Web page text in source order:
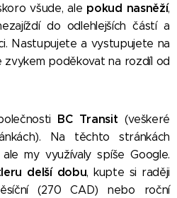
všude, ale pokud nasněží,
do odlehlejších částí a
Nastupujete a vystupujete na
zvykem poděkovat na rozdíl od
BC Transit (veškeré
Na těchto stránkách
my využívaly spíše Google.
delší dobu, kupte si raději
(270 CAD) nebo roční